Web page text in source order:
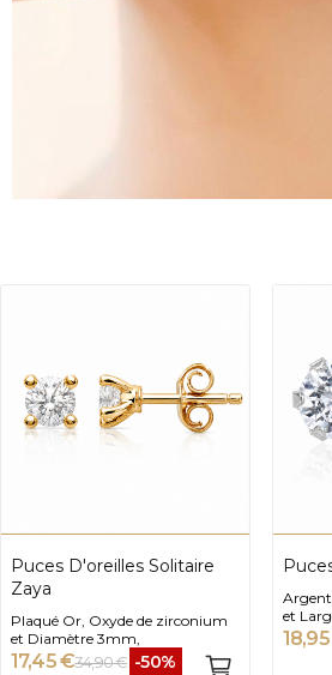
Puces D'oreilles Solitaire
Zaya
Plaqué Or, Oxyde de zirconium
et Diamètre 3mm,
17,45 €34,90 € -50%
et